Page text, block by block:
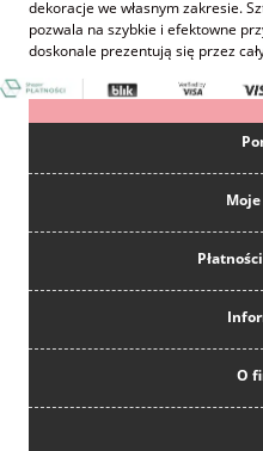
dekoracje we własnym zakresie.
pozwala na szybkie i efektowne
doskonale prezentują się przez
O